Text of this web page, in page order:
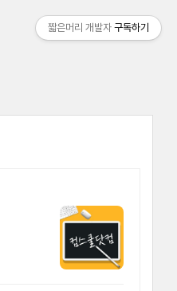
짧은머리 개발자 구독하기